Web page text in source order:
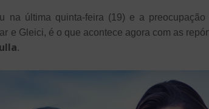
na última quinta-feira (19) e a
e Gleici, é o que acontece agora com as
.